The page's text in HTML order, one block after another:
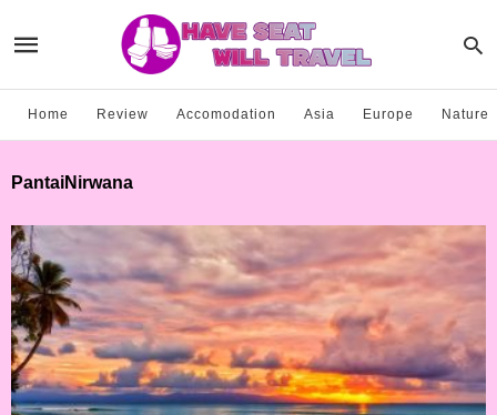
Home Review Accomodation Asia Europe Nature
PantaiNirwana